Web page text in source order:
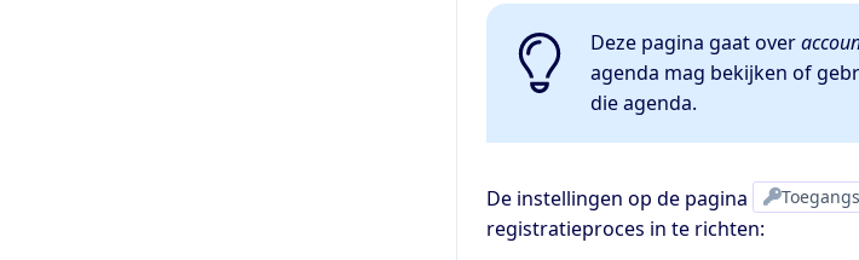
Deze pagina gaat over
agenda mag bekijken of
die agenda.
De instellingen op de pagina
registratieproces in te richten: